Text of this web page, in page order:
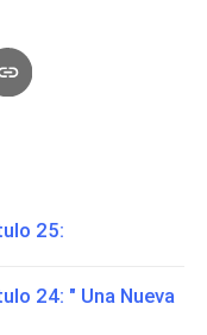
25:
24: " Una Nueva